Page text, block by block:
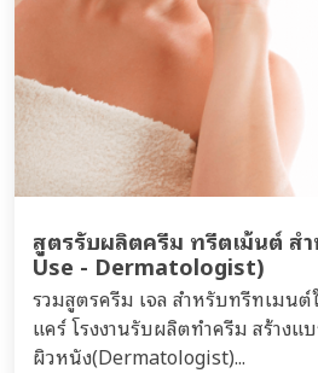
สูตรรับผลิตครีม ทรีตเม้นต์ ส
Use - Dermatologist)
รวมสูตรครีม เจล สำหรับทรีทเมน
แคร์ โรงงานรับผลิตทำครีม สร้าง
ผิวหนัง(Dermatologist)...